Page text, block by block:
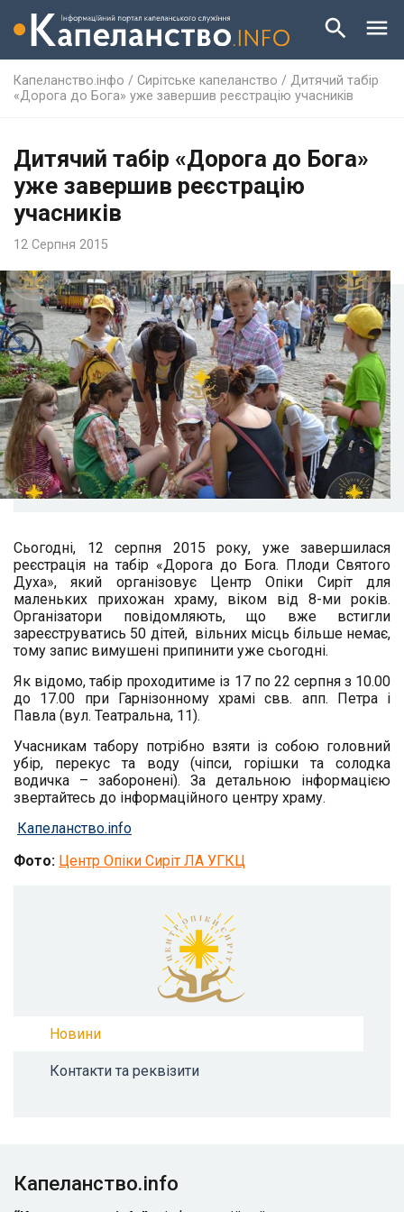
Капеланство.інфо / Сирітське капеланство / Дитячий табір
«Дорога до Бога» уже завершив реєстрацію учасників
Дитячий табір «Дорога до Бога»
уже завершив реєстрацію
учасників
12 Серпня 2015
Сьогодні, 12 серпня 2015 року, уже завершилася
реєстрація на табір «Дорога до Бога. Плоди Святого
Духа», який організовує Центр Опіки Сиріт для
маленьких прихожан храму, віком від 8-ми років.
Організатори повідомляють, що вже встигли
зареєструватись 50 дітей, вільних місць більше немає,
тому запис вимушені припинити уже сьогодні.
Як відомо, табір проходитиме із 17 по 22 серпня з 10.00
до 17.00 при Гарнізонному храмі свв. апп. Петра і
Павла (вул. Театральна, 11).
Учасникам табору потрібно взяти із собою головний
убір, перекус та воду (чіпси, горішки та солодка
водичка – заборонені). За детальною інформацією
звертайтесь до інформаційного центру храму.
Капеланство.info
Фото: Центр Опіки Сиріт ЛА УГКЦ
Новини
Контакти та реквізити
Капеланство.info